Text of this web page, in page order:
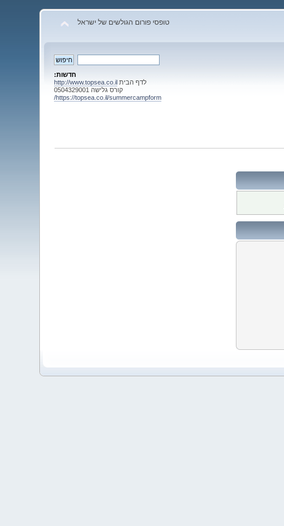
טופסי פורום הגולשים של ישראל
חדשות:
לדף הבית http://www.topsea.co.il
קורס גלישה 0504329001
https://topsea.co.il/summercampform/